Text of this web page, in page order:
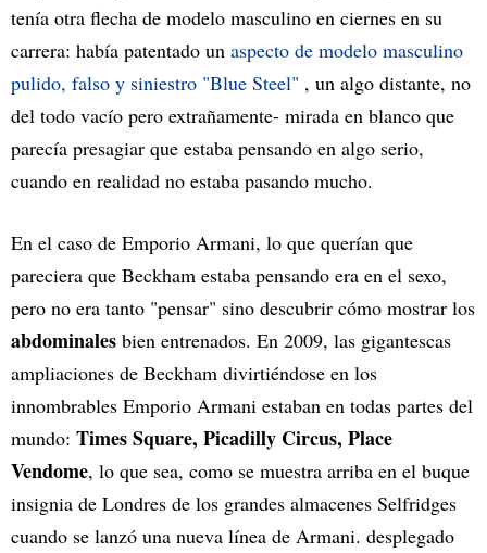
tenía otra flecha de modelo masculino en ciernes en su
carrera: había patentado un aspecto de modelo masculino
pulido, falso y siniestro "Blue Steel" , un algo distante, no
del todo vacío pero extrañamente- mirada en blanco que
parecía presagiar que estaba pensando en algo serio,
cuando en realidad no estaba pasando mucho.
En el caso de Emporio Armani, lo que querían que
pareciera que Beckham estaba pensando era en el sexo,
pero no era tanto "pensar" sino descubrir cómo mostrar los
abdominales bien entrenados. En 2009, las gigantescas
ampliaciones de Beckham divirtiéndose en los
innombrables Emporio Armani estaban en todas partes del
mundo: Times Square, Picadilly Circus, Place
Vendome, lo que sea, como se muestra arriba en el buque
insignia de Londres de los grandes almacenes Selfridges
cuando se lanzó una nueva línea de Armani. desplegado